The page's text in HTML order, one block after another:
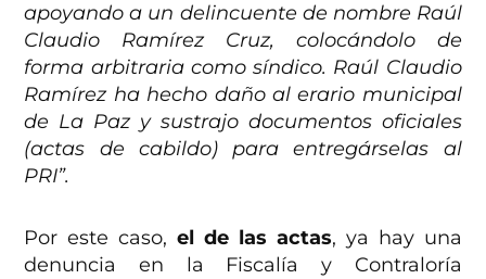
apoyando a un delincuente de nombre Raúl
Claudio Ramírez Cruz, colocándolo de
forma arbitraria como síndico. Raúl Claudio
Ramírez ha hecho daño al erario municipal
de La Paz y sustrajo documentos oficiales
(actas de cabildo) para entregárselas al
PRI”.
Por este caso,el de las actas, ya hay una
denuncia en la Fiscalía y Contraloría